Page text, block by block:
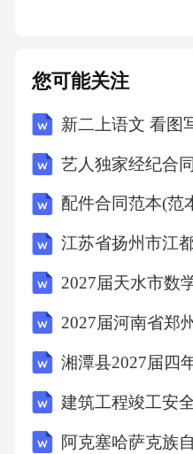
您可能关注
新二上语文 看图
艺人独家经纪合
配件合同范本(范
建筑工程竣工安